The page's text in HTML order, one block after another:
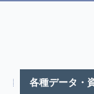
各種データ・